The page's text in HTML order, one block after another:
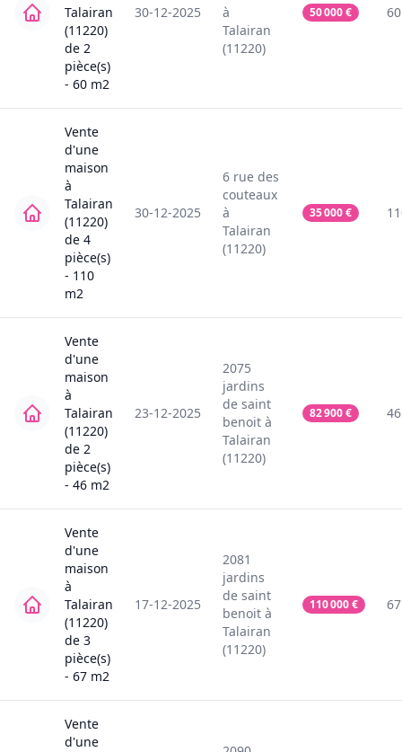
Talairan
(11220)
de 2
pièce(s)
- 60 m2
30-12-2025
à
Talairan
(11220)
50 000€ 60
Vente
d'une
maison
à
Talairan
(11220)
de 4
pièce(s)
- 110
m2
30-12-2025
6 rue des
couteaux
à
Talairan
(11220)
35 000€
Vente
d'une
maison
à
Talairan
(11220)
de 2
pièce(s)
- 46 m2
23-12-2025
2075
jardins
de saint
benoit à
Talairan
(11220)
82 900€ 46
Vente
d'une
maison
à
Talairan
(11220)
de 3
pièce(s)
- 67 m2
17-12-2025
2081
jardins
de saint
benoit à
Talairan
(11220)
110 000€ 67
Vente
d'une